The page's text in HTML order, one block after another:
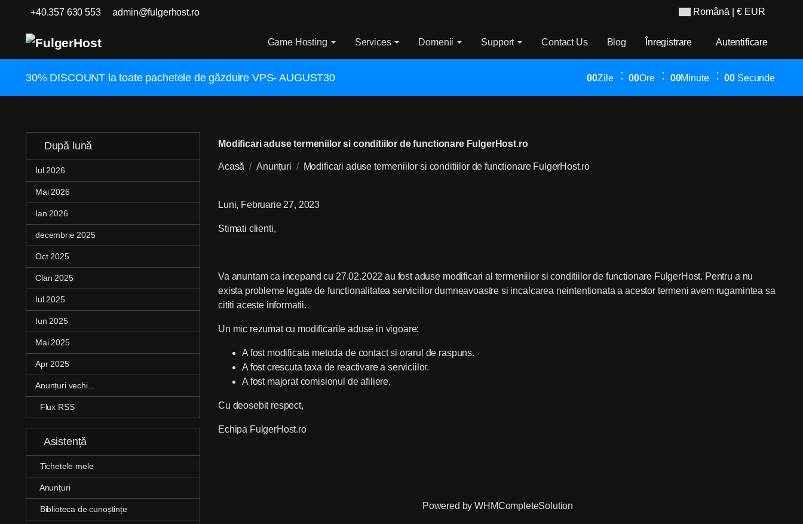
+40.357 630 553 admin@fulgerhost.ro Română | € EUR
Game Hosting Services Domenii Support Contact Us Blog Înregistrare Autentificare
30% DISCOUNT la toate pachetele de găzduire VPS- AUGUST30 00Zile 00Ore 00Minute 00 Secunde
După lună
Iul 2026
Mai 2026
Ian 2026
decembrie 2025
Oct 2025
Clan 2025
Iul 2025
Iun 2025
Mai 2025
Apr 2025
Anunțuri vechi...
Flux RSS
Asistență
Tichetele mele
Anunțuri
Biblioteca de cunoștințe
Modificari aduse termeniilor si conditiilor de functionare FulgerHost.ro
Acasă Anunțuri Modificari aduse termeniilor si conditiilor de functionare FulgerHost.ro
Luni, Februarie 27, 2023
Stimati clienti,
Va anuntam ca incepand cu 27.02.2022 au fost aduse modificari al termeniilor si conditiilorde functionare FulgerHost. Pentru a nu
exista probleme legate de functionalitatea serviciilor dumneavoastre si incalcarea neintentionata a acestor termeni avem rugamintea sa
cititi aceste informatii.
Un mic rezumat cu modificarile aduse in vigoare:
A fost modificata metoda de contact si orarul de raspuns.
A fost crescuta taxa de reactivare a serviciilor.
A fost majorat comisionul de afiliere.
Cu deosebit respect,
Echipa FulgerHost.ro
Powered byWHMCompleteSolution